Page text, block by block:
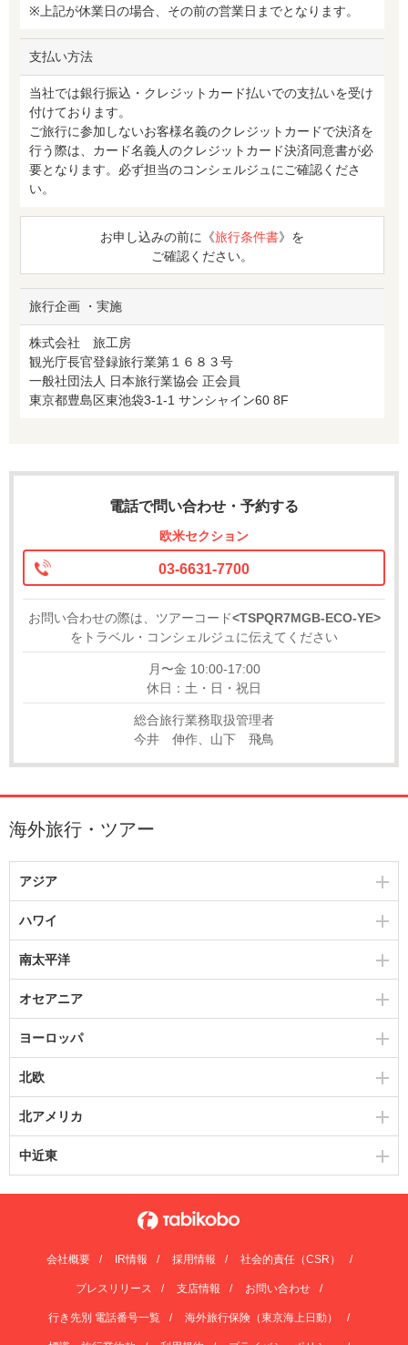
※上記が休業日の場合、その前の営業日までとなります。
支払い方法
当社では銀行振込・クレジットカード払いでの支払いを受け
付けております。
ご旅行に参加しないお客様名義のクレジットカードで決済を
行う際は、カード名義人のクレジットカード決済同意書が必
要となります。必ず担当のコンシェルジュにご確認くださ
い。
お申し込みの前に《旅行条件書》を
ご確認ください。
旅行企画 ・実施
株式会社 旅工房
観光庁長官登録旅行業第１６８３号
一般社団法人 日本旅行業協会 正会員
東京都豊島区東池袋3-1-1 サンシャイン60 8F
電話で問い合わせ・予約する
欧米セクション
03-6631-7700
お問い合わせの際は、ツアーコード<TSPQR7MGB-ECO-YE>
をトラベル・コンシェルジュに伝えてください
月〜金 10:00-17:00
休日：土・日・祝日
総合旅行業務取扱管理者
今井 伸作、山下 飛鳥
海外旅行・ツアー
アジア
ハワイ
南太平洋
オセアニア
ヨーロッパ
北欧
北アメリカ
中近東
会社概要 IR情報 採用情報 社会的責任（CSR）
プレスリリース 支店情報 お問い合わせ
行き先別 電話番号一覧 海外旅行保険（東京海上日動）